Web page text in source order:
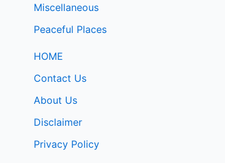
Miscellaneous
Peaceful Places
HOME
Contact Us
About Us
Disclaimer
Privacy Policy